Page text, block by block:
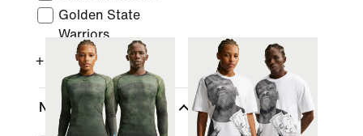
Golden State
Warriors
+ Más
NFL